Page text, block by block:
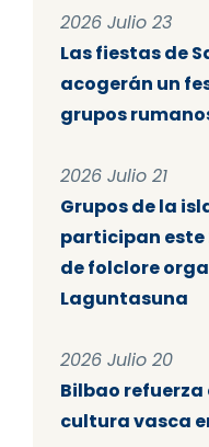
2026 Julio 23
Las fiestas de
acogerán un
grupos
2026 Julio 21
Grupos de la
participan este
de folclore
Laguntasuna
2026 Julio 20
Bilbao
cultura vasca